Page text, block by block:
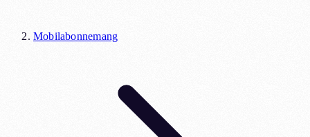
Mobilabonnemang